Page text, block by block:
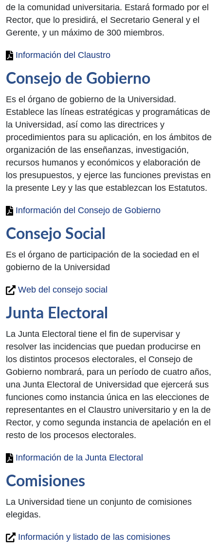
de la comunidad universitaria. Estará formado por el
Rector, que lo presidirá, el Secretario General y el
Gerente, y un máximo de 300 miembros.
Información del Claustro
Consejo de Gobierno
Es el órgano de gobierno de la Universidad.
Establece las líneas estratégicas y programáticas de
la Universidad, así como las directrices y
procedimientos para su aplicación, en los ámbitos de
organización de las enseñanzas, investigación,
recursos humanos y económicos y elaboración de
los presupuestos, y ejerce las funciones previstas en
la presente Ley y las que establezcan los Estatutos.
Información del Consejo de Gobierno
Consejo Social
Es el órgano de participación de la sociedad en el
gobierno de la Universidad
Web del consejo social
Junta Electoral
La Junta Electoral tiene el fin de supervisar y
resolver las incidencias que puedan producirse en
los distintos procesos electorales, el Consejo de
Gobierno nombrará, para un período de cuatro años,
una Junta Electoral de Universidad que ejercerá sus
funciones como instancia única en las elecciones de
representantes en el Claustro universitario y en la de
Rector, y como segunda instancia de apelación en el
resto de los procesos electorales.
Información de la Junta Electoral
Comisiones
La Universidad tiene un conjunto de comisiones
elegidas.
Información y listado de las comisiones